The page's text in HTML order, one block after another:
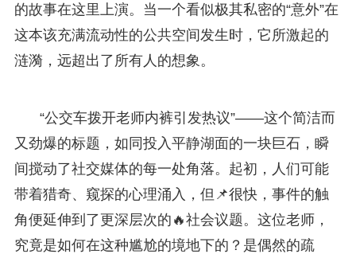
的故事在这里上演。当一个看似极其私密的“意外”在
这本该充满流动性的公共空间发生时，它所激起的
涟漪，远超出了所有人的想象。
“公交车拨开老师内裤引发热议”——这个简洁而
又劲爆的标题，如同投入平静湖面的一块巨石，瞬
间搅动了社交媒体的每一处角落。起初，人们可能
带着猎奇、窥探的心理涌入，但📌很快，事件的触
角便延伸到了更深层次的🔥社会议题。这位老师，
究竟是如何在这种尴尬的境地下的？是偶然的疏